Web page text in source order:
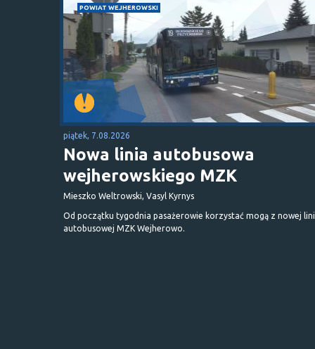
POWIAT WEJHEROWSKI
piątek, 7.08.2026
Nowa linia autobusowa
wejherowskiego MZK
Mieszko Weltrowski, Vasyl Kyrnys
Od początku tygodnia pasażerowie korzystać mogą z nowej
autobusowej MZK Wejherowo.